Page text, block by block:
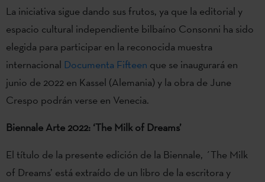
La iniciativa sigue dando sus frutos, ya que la editorial y
espacio cultural independiente bilbaíno Consonni ha sido
elegida para participar en la reconocida muestra
internacional Documenta Fifteen que se inaugurará en
junio de 2022 en Kassel (Alemania) y la obra de June
Crespo podrán verse en Venecia.
Biennale Arte 2022: ‘The Milk of Dreams’
El título de la presente edición de la Biennale, ´The Milk
of Dreams’ está extraído de un libro de la escritora y